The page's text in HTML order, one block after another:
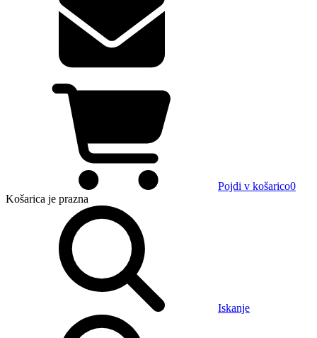
Pojdi v košarico0
Košarica je prazna
Iskanje